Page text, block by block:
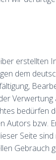
erstellten
dem
bedürfen
Autors bzw.
Seite
Gebrauch